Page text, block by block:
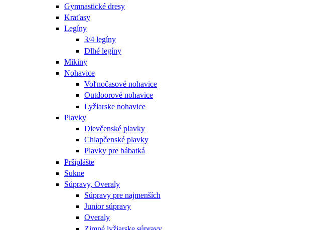
Gymnastické dresy
Kraťasy
Legíny
3/4 legíny
Dlhé legíny
Mikiny
Nohavice
Voľnočasové nohavice
Outdoorové nohavice
Lyžiarske nohavice
Plavky
Dievčenské plavky
Chlapčenské plavky
Plavky pre bábatká
Pršiplášte
Sukne
Súpravy, Overaly
Súpravy pre najmenších
Junior súpravy
Overaly